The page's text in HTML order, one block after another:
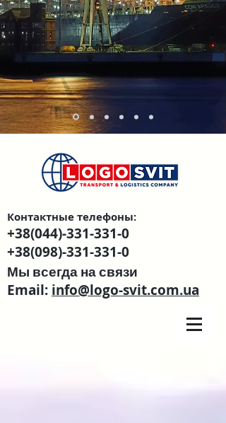
Контактные телефоны:
+38(044)-331-331-0
+38(098)-331-331-0
Мы всегда на связи
Email: info@logo-svit.com.ua